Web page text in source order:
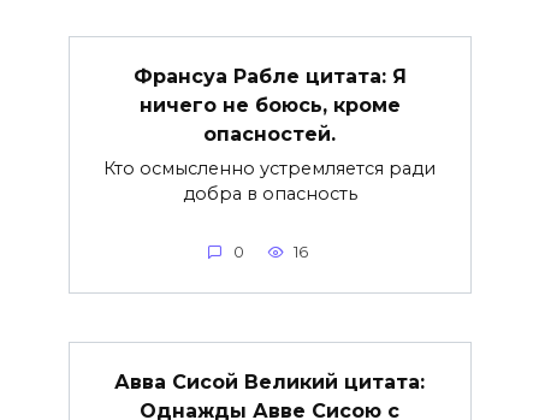
Франсуа Рабле цитата: Я
ничего не боюсь, кроме
опасностей.
Кто осмысленно устремляется ради
добра в опасность
0 16
Авва Сисой Великий цитата:
Однажды Авве Сисою с